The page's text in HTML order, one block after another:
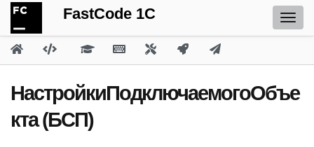
FastCode 1C
НастройкиПодключаемогоОбъе
кта (БСП)